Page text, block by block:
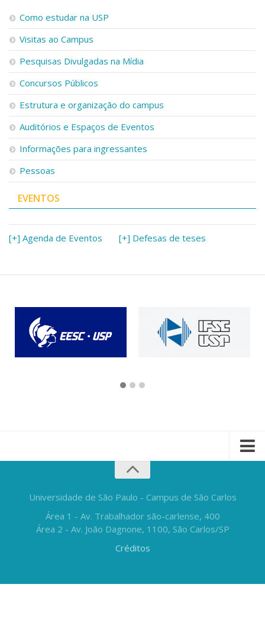
Como estudar na USP
Visitas ao Campus
Pesquisas Divulgadas na Mídia
Concursos Públicos
Estrutura e organização do campus
Auditórios e Espaços de Eventos
Informações para ingressantes
Pessoas
EVENTOS
[+] Agenda de Eventos [+] Defesas de teses
Universidade de São Paulo - Campus de São Carlos
Área 1 - Av. Trabalhador são-carlense, 400
Área 2 - Av. João Dagnone, 1100, São Carlos/SP
Créditos